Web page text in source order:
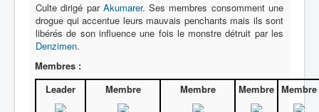
Culte dirigé par Akumarer. Ses membres consomment une
drogue qui accentue leurs mauvais penchants mais ils sont
libérés de son influence une fois le monstre détruit par les
Denzimen.
Membres :
Leader
Membre Membre Membre Membre